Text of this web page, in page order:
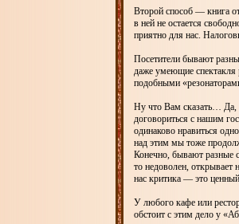
Второй способ — книга
в ней не остается
приятно для нас.
Посетители бывают
даже умеющие спектакля
подобными
Ну что Вам сказать… Да,
договориться с нашим
одинаково нравиться
над этим мы тоже
Конечно, бывают разные
то недоволен, открывает
нас критика — это
У любого кафе или
обстоит с этим дело у